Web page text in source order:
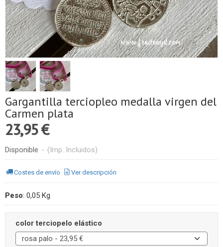
Gargantilla terciopleo medalla virgen del
Carmen plata
23,95 €
Disponible - (Imp. Incluidos)
Costes de envío Ver descripción
Peso: 0,05 Kg
color terciopelo elástico